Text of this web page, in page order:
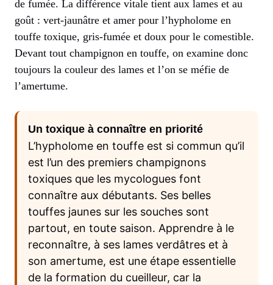
de fumée. La différence vitale tient aux lames et au
goût : vert-jaunâtre et amer pour l’hypholome en
touffe toxique, gris-fumée et doux pour le comestible.
Devant tout champignon en touffe, on examine donc
toujours la couleur des lames et l’on se méfie de
l’amertume.
Un toxique à connaître en priorité
L’hypholome en touffe est si commun qu’il
est l’un des premiers champignons
toxiques que les mycologues font
connaître aux débutants. Ses belles
touffes jaunes sur les souches sont
partout, en toute saison. Apprendre à le
reconnaître, à ses lames verdâtres et à
son amertume, est une étape essentielle
de la formation du cueilleur, car la